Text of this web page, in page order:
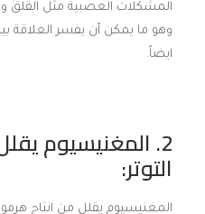
المشكلات العصبية مثل القلق
وهو ما يمكن أن يفسر العلاقة
ايضاً.
2. المغنيسيوم
التوتر:
المغنيسيوم يقلل من انتاج